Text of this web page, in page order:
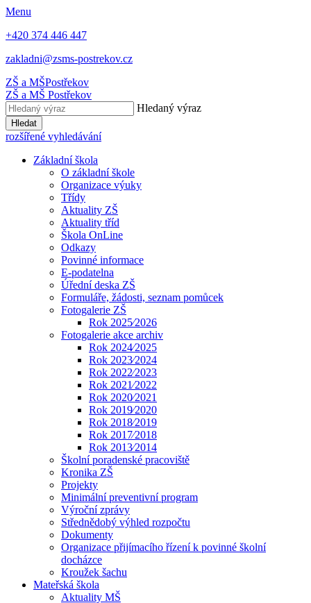
Menu
+420 374 446 447
zakladni@zsms-postrekov.cz
ZŠ a MŠPostřekov
ZŠ a MŠ Postřekov
Hledaný výraz
Hledat
rozšířené vyhledávání
Základní škola
O základní škole
Organizace výuky
Třídy
Aktuality ZŠ
Aktuality tříd
Škola OnLine
Odkazy
Povinné informace
E-podatelna
Úřední deska ZŠ
Formuláře, žádosti, seznam pomůcek
Fotogalerie ZŠ
Rok 2025⁄2026
Fotogalerie akce archiv
Rok 2024⁄2025
Rok 2023⁄2024
Rok 2022⁄2023
Rok 2021⁄2022
Rok 2020⁄2021
Rok 2019⁄2020
Rok 2018⁄2019
Rok 2017⁄2018
Rok 2013⁄2014
Školní poradenské pracoviště
Kronika ZŠ
Projekty
Minimální preventivní program
Výroční zprávy
Střednědobý výhled rozpočtu
Dokumenty
Organizace přijímacího řízení k povinné školní
docházce
Kroužek šachu
Mateřská škola
Aktuality MŠ